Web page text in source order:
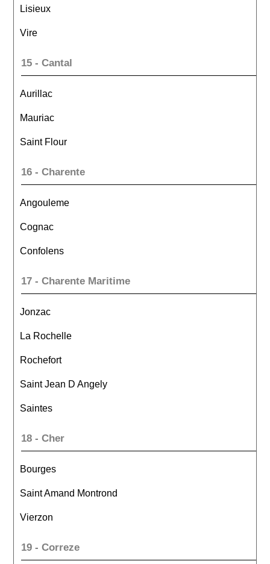
Lisieux
Vire
15 - Cantal
Aurillac
Mauriac
Saint Flour
16 - Charente
Angouleme
Cognac
Confolens
17 - Charente Maritime
Jonzac
La Rochelle
Rochefort
Saint Jean D Angely
Saintes
18 - Cher
Bourges
Saint Amand Montrond
Vierzon
19 - Correze